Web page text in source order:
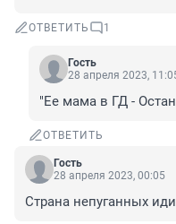
ОТВЕТИТЬ 1
Гость
28 апреля 2023,
"Ее мама в ГД -
ОТВЕТИТЬ
Гость
28 апреля 2023, 00:05
Страна непуганных